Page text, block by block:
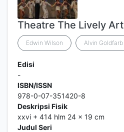
Theatre The Lively Art
Edwin Wilson Alvin Goldfarb
Edisi
-
ISBN/ISSN
978-0-07-351420-8
Deskripsi Fisik
xxvi + 414 hlm 24 x 19 cm
Judul Seri